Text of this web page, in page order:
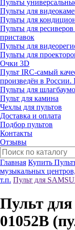
Пульты
Пульты для
Пульты для
Пульты для
приставок
Пульты для
Пульты для
Очки 3D
Пульт IRC-самый
произведён в
Пульты для
Пульт для камина
Чехлы для пультов
Доставка и оплата
Подбор пультов
Контакты
Отзывы
Главная Купить
музыкальных
т.п. Пульт для
Пульт
01052B